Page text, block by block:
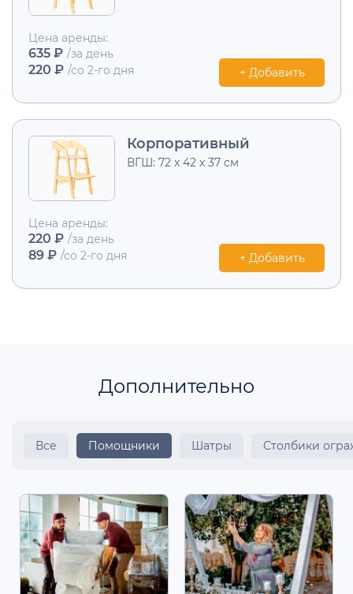
Цена аренды:
635 ₽ /за день
220 ₽ /со 2-го дня + Добавить
Корпоративный
ВГШ: 72 х 42 х 37 см
Цена аренды:
220 ₽ /за день
89 ₽ /со 2-го дня + Добавить
Дополнительно
Все Помощники Шатры Столбики